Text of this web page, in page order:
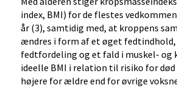
index, BMI) for de flestes
år (3), samtidig med, at kroppens
ændres i form af et øget
fedtfordeling og et fald i muskel- og
ideelle BMI i relation til risiko for
højere for ældre end for øvrige